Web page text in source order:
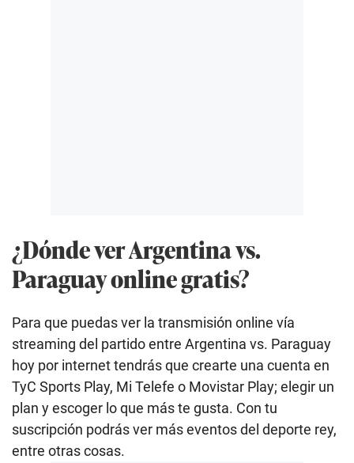
¿Dónde ver Argentina vs.
Paraguay online gratis?
Para que puedas ver la transmisión online vía
streaming del partido entre Argentina vs. Paraguay
hoy por internet tendrás que crearte una cuenta en
TyC Sports Play, Mi Telefe o Movistar Play; elegir un
plan y escoger lo que más te gusta. Con tu
suscripción podrás ver más eventos del deporte rey,
entre otras cosas.